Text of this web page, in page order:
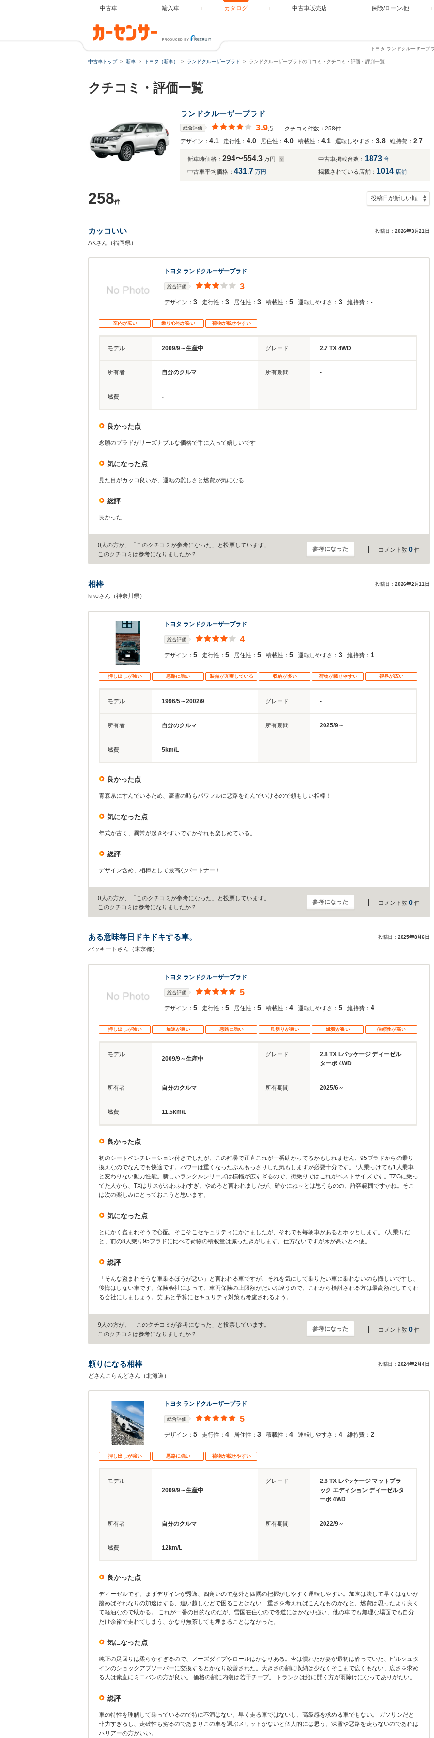
中古車 輸入車 カタログ 中古車販売店 保険/ローン/他
トヨタ ランドクルーザープ
中古車トップ 新車 トヨタ（新車） ランドクルーザープラド ランドクルーザープラドの口コミ・クチコミ・評価・評判一覧
クチコミ・評価一覧
ランドクルーザープラド
総合評価 3.9点
クチコミ件数：258件
デザイン： 4.1 走行性： 4.0 居住性： 4.0 積載性： 4.1 運転しやすさ： 3.8 維持費： 2.7
新車時価格： 294〜554.3 万円 中古車掲載台数： 1873 台
中古車平均価格： 431.7 万円 掲載されている店舗： 1014 店舗
258件
カッコいい 投稿日： 2026年3月21日
AKさん（福岡県）
トヨタ ランドクルーザープラド
総合評価 3
デザイン： 3 走行性： 3 居住性： 3 積載性： 5 運転しやすさ： 3 維持費： -
室内が広い 乗り心地が良い 荷物が載せやすい
モデル 2009/9～生産中 グレード 2.7 TX 4WD
所有者 自分のクルマ 所有期間 -
燃費 -
良かった点
念願のプラドがリーズナブルな価格で手に入って嬉しいです
気になった点
見た目がカッコ良いが、運転の難しさと燃費が気になる
総評
良かった
0人の方が、「このクチコミが参考になった」と投票しています。
このクチコミは参考になりましたか？
参考になった コメント数 0 件
相棒 投稿日： 2026年2月11日
kikoさん（神奈川県）
トヨタ ランドクルーザープラド
総合評価 4
デザイン： 5 走行性： 5 居住性： 5 積載性： 5 運転しやすさ： 3 維持費： 1
押し出しが強い 悪路に強い 装備が充実している 収納が多い 荷物が載せやすい 視界が広い
モデル 1996/5～2002/9 グレード -
所有者 自分のクルマ 所有期間 2025/9～
燃費 5km/L
良かった点
青森県にすんでいるため、豪雪の時もパワフルに悪路を進んでいけるので頼もしい相棒！
気になった点
年式か古く、異常が起きやすいですかそれも楽しめている。
総評
デザイン含め、相棒として最高なパートナー！
0人の方が、「このクチコミが参考になった」と投票しています。
このクチコミは参考になりましたか？
参考になった コメント数 0 件
ある意味毎日ドキドキする車。 投稿日： 2025年8月6日
バッキートさん（東京都）
トヨタ ランドクルーザープラド
総合評価 5
デザイン： 5 走行性： 5 居住性： 5 積載性： 4 運転しやすさ： 5 維持費： 4
押し出しが強い 加速が良い 悪路に強い 見切りが良い 燃費が良い 信頼性が高い
モデル
2009/9～生産中
グレード
2.8 TX Lパッケージ ディーゼル
ターボ 4WD
所有者 自分のクルマ 所有期間 2025/6～
燃費 11.5km/L
良かった点
初のシートベンチレーション付きでしたが、この酷暑で正直これが一番助かってるかもしれません。95プラドからの乗り
換えなのでなんでも快適です。パワーは重くなったぶんもっさりした気もしますが必要十分です。7人乗っけても1人乗車
と変わりない動力性能。新しいランクルシリーズは横幅が広すぎるので、街乗りではこれがベストサイズです。TZGに乗っ
てた人から、TXはサスがふわふわすぎ、やめろと言われましたが、確かにね～とは思うものの、許容範囲ですかね。そこ
は次の楽しみにとっておこうと思います。
気になった点
とにかく盗まれそうで心配。そこそこセキュリティにかけましたが、それでも毎朝車があるとホッとします。7人乗りだ
と、前の8人乗り95プラドに比べて荷物の積載量は減ったきがします。仕方ないですが床が高いと不便。
総評
「そんな盗まれそうな車乗るほうが悪い」と言われる車ですが、それを気にして乗りたい車に乗れないのも悔しいですし、
後悔はしない車です。保険会社によって、車両保険の上限額がだいぶ違うので、これから検討される方は最高額だしてくれ
る会社にしましょう。笑 あと予算にセキュリティ対策も考慮されるよう。
9人の方が、「このクチコミが参考になった」と投票しています。
このクチコミは参考になりましたか？
参考になった コメント数 0 件
頼りになる相棒 投稿日： 2024年2月4日
どさんこらんどさん（北海道）
トヨタ ランドクルーザープラド
総合評価 5
デザイン： 5 走行性： 4 居住性： 3 積載性： 4 運転しやすさ： 4 維持費： 2
押し出しが強い 悪路に強い 荷物が載せやすい
モデル
2009/9～生産中
グレード
2.8 TX Lパッケージ マットブラ
ック エディション ディーゼルタ
ーボ 4WD
所有者 自分のクルマ 所有期間 2022/9～
燃費 12km/L
良かった点
ディーゼルです。まずデザインが秀逸、四角いので意外と四隅の把握がしやすく運転しやすい。加速は決して早くはないが
踏めばそれなりの加速はする、追い越しなどで困ることはない、重さを考えればこんなものかなと。燃費は思ったより良く
て軽油なので助かる。 これが一番の目的なのだが、雪国在住なので冬道にはかなり強い、他の車でも無理な場面でも自分
だけ余裕で走れてしまう、かなり無茶しても埋まることはなかった。
気になった点
純正の足回りは柔らかすぎるので、ノーズダイブやロールはかなりある。今は慣れたが妻が最初は酔っていた、ビルシュタ
インのショックアブソーバーに交換するとかなり改善された。大きさの割に収納は少なくそこまで広くもない、広さを求め
る人は素直にミニバンの方が良い。 価格の割に内装は若干チープ。 トランクは縦に開く方が雨除けになってありがたい。
総評
車の特性を理解して乗っているので特に不満はない。早く走る車ではないし、高級感を求める車でもない。 ガソリンだと
非力すぎるし、走破性も劣るのであまりこの車を選ぶメリットがないと個人的には思う。深雪や悪路を走らないのであれば
ハリアーの方がいい。